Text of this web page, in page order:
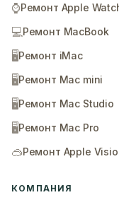
⌚Ремонт Apple
💻Ремонт MacBook
🖥️Ремонт iMac
🖥️Ремонт Mac mini
🖥️Ремонт Mac Studio
🖥️Ремонт Mac Pro
🥽Ремонт Apple
КОМПАНИЯ